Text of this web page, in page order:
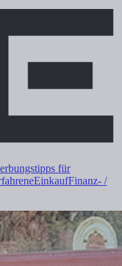
für
EinkaufFinanz- /